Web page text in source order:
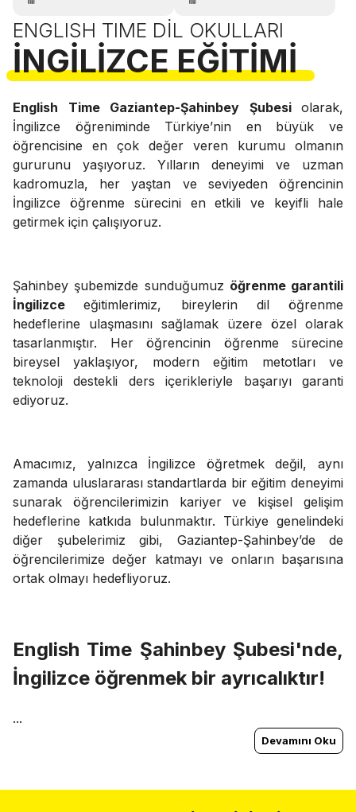
ENGLISH TIME DIL OKULLARI
İNGILIZCE EĞITIMI
English Time Gaziantep-Şahinbey Şubesi olarak,
İngilizce öğreniminde Türkiye’nin en büyük ve
öğrencisine en çok değer veren kurumu olmanın
gururunu yaşıyoruz. Yılların deneyimi ve uzman
kadromuzla, her yaştan ve seviyeden öğrencinin
İngilizce öğrenme sürecini en etkili ve keyifli hale
getirmek için çalışıyoruz.
Şahinbey şubemizde sunduğumuz öğrenme garantili
İngilizceeğitimlerimiz, bireylerin dil öğrenme
hedeflerine ulaşmasını sağlamak üzere özel olarak
tasarlanmıştır. Her öğrencinin öğrenme sürecine
bireysel yaklaşıyor, modern eğitim metotları ve
teknoloji destekli ders içerikleriyle başarıyı garanti
ediyoruz.
Amacımız, yalnızca İngilizce öğretmek değil, aynı
zamanda uluslararası standartlarda bir eğitim deneyimi
sunarak öğrencilerimizin kariyer ve kişisel gelişim
hedeflerine katkıda bulunmaktır. Türkiye genelindeki
diğer şubelerimiz gibi, Gaziantep-Şahinbey’de de
öğrencilerimize değer katmayı ve onların başarısına
ortak olmayı hedefliyoruz.
English Time Şahinbey Şubesi'nde,
İngilizce öğrenmek bir ayrıcalıktır!
...
Devamını Oku